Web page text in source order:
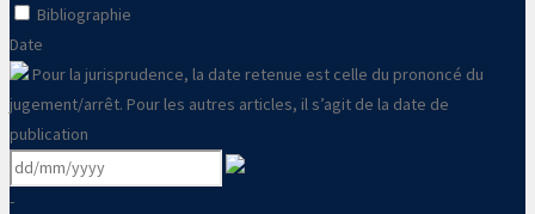
Bibliographie
Date
Pour la jurisprudence, la date retenue est celle du prononcé du
jugement/arrêt. Pour les autres articles, il s’agit de la date de
publication
-